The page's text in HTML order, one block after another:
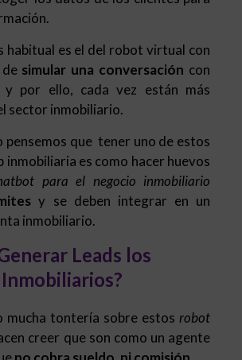
habitual es el del robot virtual con
simular una conversación con
y por ello, cada vez están más
sector inmobiliario.
pensemos que tener uno de estos
inmobiliaria es como hacer huevos
para el negocio inmobiliario
y se deben integrar en un
inmobiliario.
Leads los
mucha tontería sobre estos robot
creer que son como un agente